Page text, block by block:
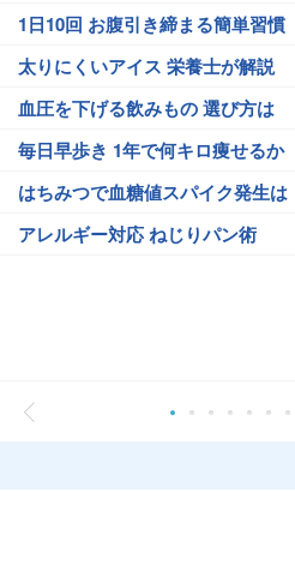
1日10回 お腹引き締まる簡単習慣
太りにくいアイス 栄養士が解説
血圧を下げる飲みもの 選び方は
毎日早歩き 1年で何キロ痩せるか
はちみつで血糖値スパイク発生は
アレルギー対応 ねじりパン術